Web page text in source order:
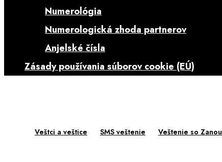
Numerológia
Numerologická zhoda partnerov
Anjelské čísla
Zásady používania súborov cookie (EÚ)
Veštci a veštice SMS veštenie Veštenie so Zanou